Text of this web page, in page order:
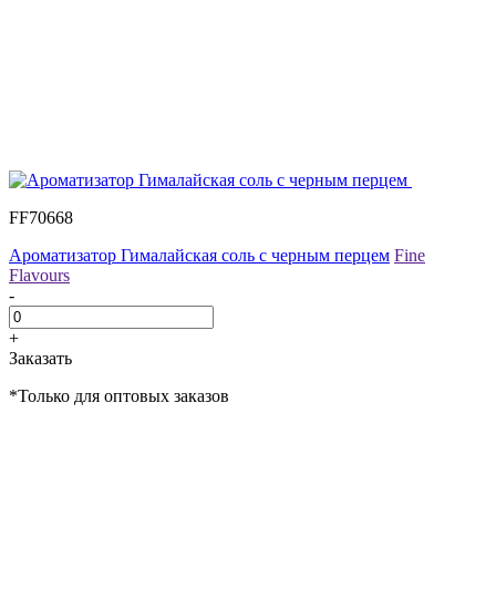
FF70668
Ароматизатор Гималайская соль с черным перцем Fine
Flavours
-
+
Заказать
*Только для оптовых заказов